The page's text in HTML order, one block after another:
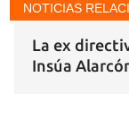
NOTICIAS
La ex
Insúa